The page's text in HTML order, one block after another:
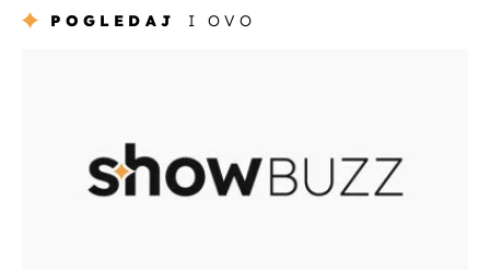
POGLEDAJ I OVO